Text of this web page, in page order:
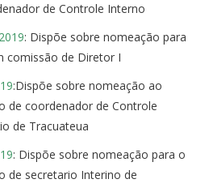
de Controle Interno
: Dispõe sobre nomeação para
comissão de Diretor I
:Dispõe sobre nomeação ao
de coordenador de Controle
de Tracuateua
: Dispõe sobre nomeação para o
de secretario Interino de